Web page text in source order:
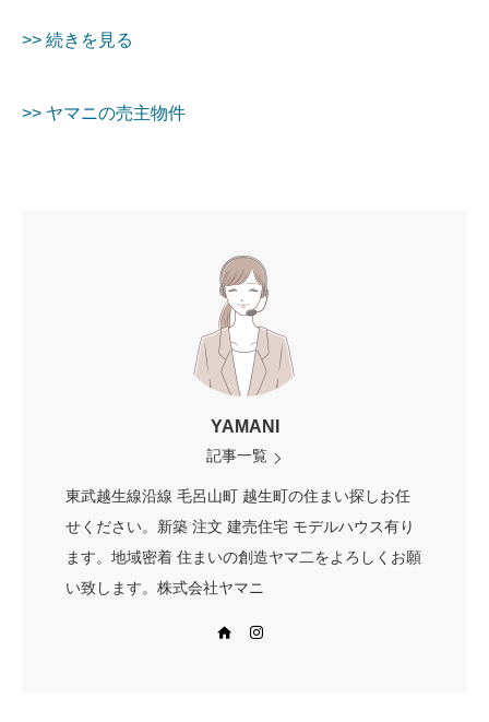
>> 続きを見る
>> ヤマニの売主物件
YAMANI
記事一覧
東武越生線沿線 毛呂山町 越生町の住まい探しお任
せください。新築 注文 建売住宅 モデルハウス有り
ます。地域密着 住まいの創造ヤマ二をよろしくお願
い致します。株式会社ヤマニ